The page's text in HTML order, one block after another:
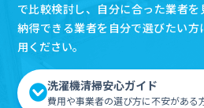
で比較検討し、自分に合った業者を
納得できる業者を自分で選びたい
用ください。
洗濯機清掃安心ガイド
費用や事業者の選び方に不安がある